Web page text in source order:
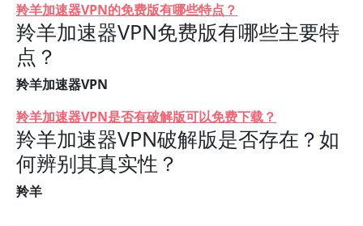
羚羊加速器VPN的免费版有哪些特点？
羚羊加速器VPN免费版有哪些主要特
点？
羚羊加速器VPN
羚羊加速器VPN是否有破解版可以免费下载？
羚羊加速器VPN破解版是否存在？如
何辨别其真实性？
羚羊